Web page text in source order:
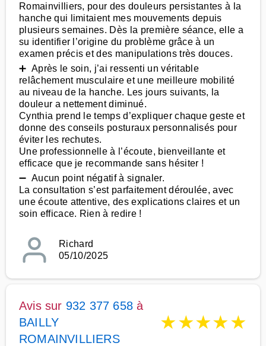
Romainvilliers, pour des douleurs persistantes à la
hanche qui limitaient mes mouvements depuis
plusieurs semaines. Dès la première séance, elle a
su identifier l’origine du problème grâce à un
examen précis et des manipulations très douces.
➕ Après le soin, j’ai ressenti un véritable
relâchement musculaire et une meilleure mobilité
au niveau de la hanche. Les jours suivants, la
douleur a nettement diminué.
Cynthia prend le temps d’expliquer chaque geste et
donne des conseils posturaux personnalisés pour
éviter les rechutes.
Une professionnelle à l’écoute, bienveillante et
efficace que je recommande sans hésiter !
➖ Aucun point négatif à signaler.
La consultation s’est parfaitement déroulée, avec
une écoute attentive, des explications claires et un
soin efficace. Rien à redire !
Richard
05/10/2025
Avis sur 932 377 658 à
BAILLY
ROMAINVILLIERS
★★★★★